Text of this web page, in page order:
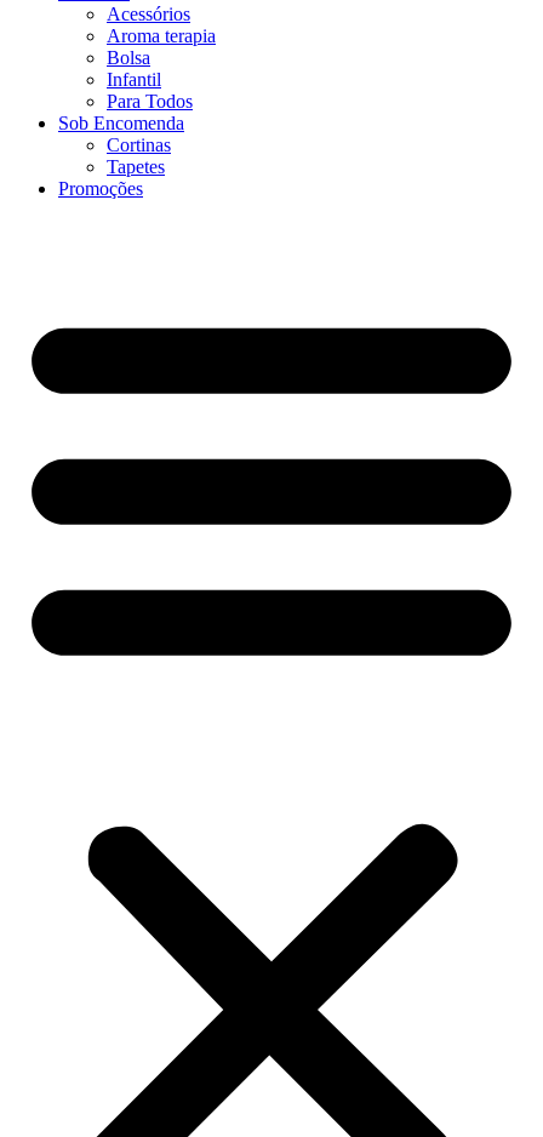
Acessórios
Aroma terapia
Bolsa
Infantil
Para Todos
Sob Encomenda
Cortinas
Tapetes
Promoções